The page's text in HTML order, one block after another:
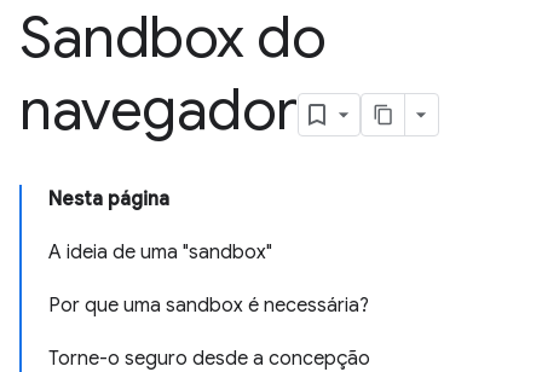
Sandbox do
navegador
Nesta página
A ideia de uma "sandbox"
Por que uma sandbox é necessária?
Torne-o seguro desde a concepção